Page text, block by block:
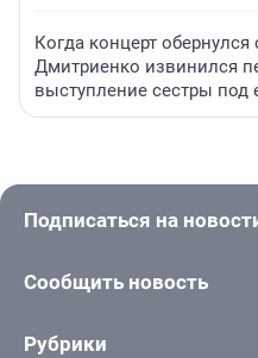
Когда концерт
Дмитриенко извинился
выступление сестры под
Подписаться на
Сообщить новость
Рубрики